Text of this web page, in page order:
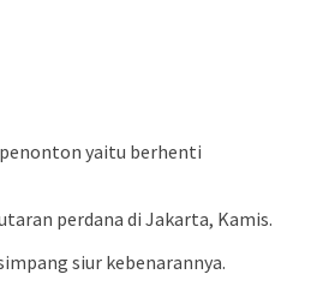
penonton yaitu berhenti
perdana di Jakarta, Kamis.
siur kebenarannya.